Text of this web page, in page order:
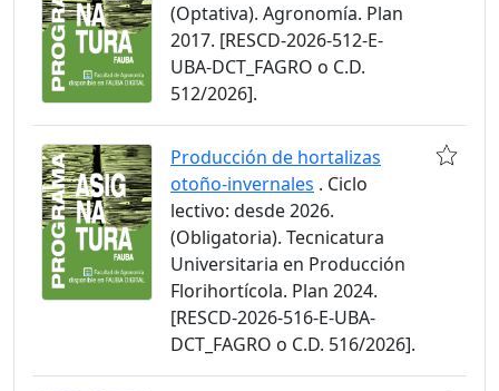
(Optativa). Agronomía. Plan
2017. [RESCD-2026-512-E-
UBA-DCT_FAGRO o C.D.
512/2026].
Producción de hortalizas
otoño-invernales . Ciclo
lectivo: desde 2026.
(Obligatoria). Tecnicatura
Universitaria en Producción
Florihortícola. Plan 2024.
[RESCD-2026-516-E-UBA-
DCT_FAGRO o C.D. 516/2026].